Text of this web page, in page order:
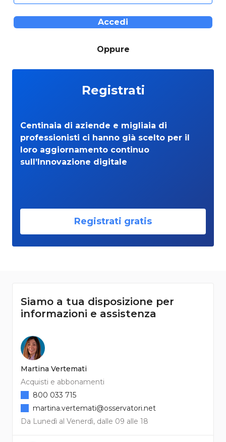
Accedi
Oppure
Registrati
Centinaia di aziende e migliaia di
professionisti ci hanno già scelto per il
loro aggiornamento continuo
sull’Innovazione digitale
Registrati gratis
Siamo a tua disposizione per
informazioni e assistenza
Martina Vertemati
Acquisti e abbonamenti
Da Lunedì al Venerdì, dalle 09 alle 18
800 033 715
martina.vertemati@osservatori.net